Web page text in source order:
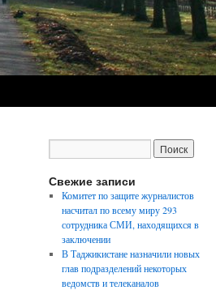
Свежие записи
Комитет по защите журналистов
насчитал по всему миру 293
сотрудника СМИ, находящихся в
заключении
В Таджикистане назначили новых
глав подразделений некоторых
ведомств и телеканалов